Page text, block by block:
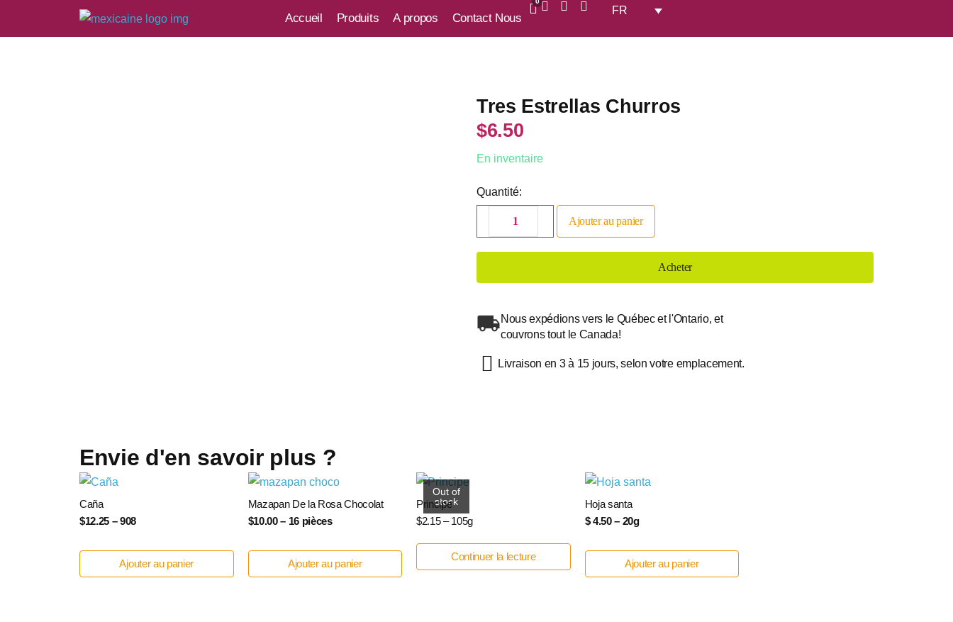
Accueil Produits A propos Contact Nous
FR
Tres Estrellas Churros
$6.50
En inventaire
Quantité:
Ajouter au panier
Acheter
Nous expédions vers le Québec et l'Ontario, et
couvrons tout le Canada!
Livraison en 3 à 15 jours, selon votre emplacement.
Envie d'en savoir plus ?
Caña
$12.25 – 908
Ajouter au panier
Mazapan De la Rosa Chocolat
$10.00 – 16 pièces
Ajouter au panier
Out of
stock
Principe
$2.15 – 105g
Continuer la lecture
Hoja santa
$ 4.50 – 20g
Ajouter au panier